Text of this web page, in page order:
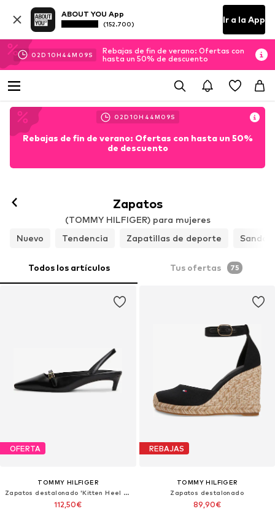
ABOUT YOU App
(152.700) Ir a la App
02D 10H 44M 08S
Rebajas de fin de verano: Ofertas con
hasta un 50% de descuento
02D10H 44M 08S
Rebajas de fin de verano: Ofertas con hasta un 50%
de descuento
Zapatos
(TOMMY HILFIGER) para mujeres
Nuevo
Tendencia Zapatillas de deporte
Todos los artículos Tus ofertas 75
OFERTA
TOMMY HILFIGER
Zapatos destalonado 'Kitten Heel Slingbacks'
112,50€
REBAJAS
TOMMY HILFIGER
Zapatos destalonado
89,90€